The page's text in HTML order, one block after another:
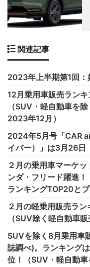
関連記事
2023年上半期第1回：
12月乗用車販売ラン
（SUV・軽自動車を
2023年12月）
2024年5月号「CAR
イバー）」は3月26日
２月の乗用車マーケ
ンダ・フリード躍進
ランキングTOP20と
２月の軽乗用販売ラ
（SUV除く軽自動車
SUVを除く8月乗用車
誌調べ)。ランキング
位！（SUV・軽自動